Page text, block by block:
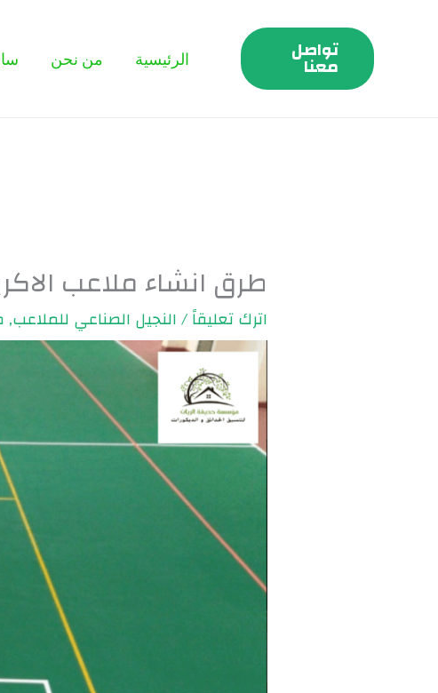
تواصل
معنا الرئيسية من نحن
طرق انشاء ملاعب الاكريليك
اترك تعليقاً/النجيل الصناعي للملاعب,